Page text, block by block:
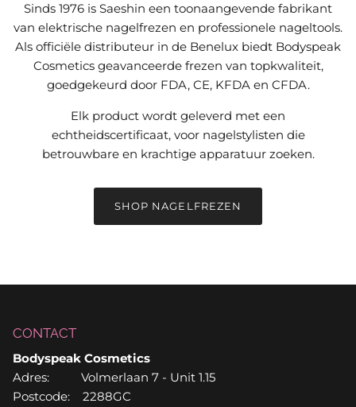
Sinds 1976 is Saeshin een toonaangevende fabrikant
van elektrische nagelfrezen en professionele nageltools.
Als officiële distributeur in de Benelux biedt Bodyspeak
Cosmetics geavanceerde frezen van topkwaliteit,
goedgekeurd door FDA, CE, KFDA en CFDA.
Elk product wordt geleverd met een
echtheidscertificaat, voor nagelstylisten die
betrouwbare en krachtige apparatuur zoeken.
SHOP NAGELFREZEN
CONTACT
Bodyspeak Cosmetics
Adres: Volmerlaan 7 - Unit 1.15
Postcode: 2288GC